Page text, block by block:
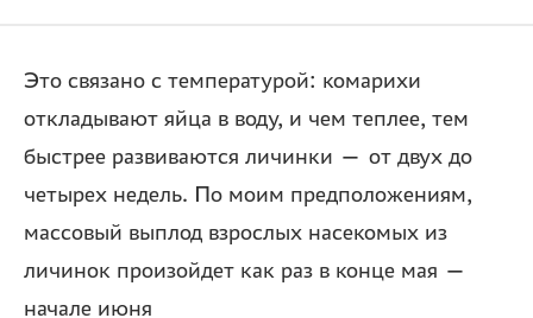
Это связано с температурой: комарихи
откладывают яйца в воду, и чем теплее, тем
быстрее развиваются личинки — от двух до
четырeх недель. По моим предположениям,
массовый выплод взрослых насекомых из
личинок произойдет как раз в конце мая —
начале июня